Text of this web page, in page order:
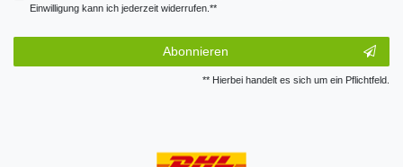
Einwilligung kann ich jederzeit widerrufen.**
Abonnieren
** Hierbei handelt es sich um ein Pflichtfeld.